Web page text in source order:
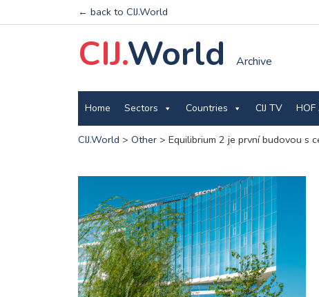
← back to CIJ.World
CIJ.World Archive
Home Sectors Countries CIJ TV
CIJ.World > Other> Equilibrium 2 je první budovou s